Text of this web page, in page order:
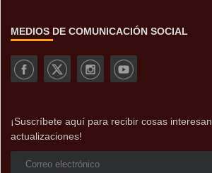
MEDIOS DE COMUNICACIÓN SOCIAL
¡Suscríbete aquí para recibir cosas
actualizaciones!